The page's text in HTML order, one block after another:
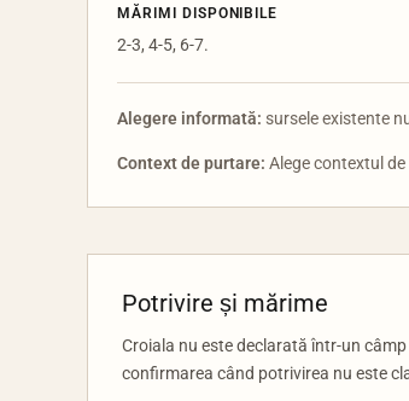
MĂRIMI DISPONIBILE
2-3, 4-5, 6-7.
Alegere informată: sursele existente
Context de purtare: Alege contextul
Potrivire și mărime
Croiala nu este declarată într-un
confirmarea când potrivirea nu este